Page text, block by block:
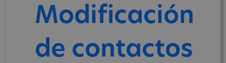
Modificación
de contactos